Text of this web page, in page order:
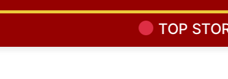
TOP STORIES